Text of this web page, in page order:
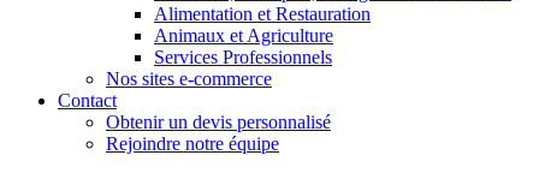
Alimentation et Restauration
Animaux et Agriculture
Services Professionnels
Nos sites e-commerce
Contact
Obtenir un devis personnalisé
Rejoindre notre équipe